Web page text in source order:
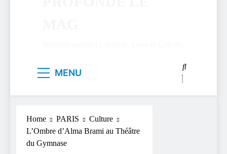
MENU
Home PARIS
Culture
L’Ombre d’Alma Brami au Théâtre
du Gymnase